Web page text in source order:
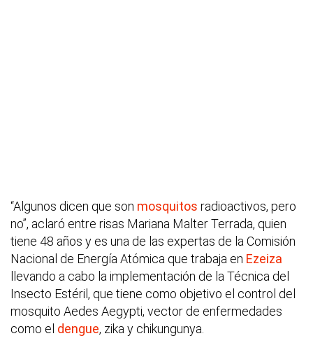
“Algunos dicen que son mosquitos radioactivos, pero
no”, aclaró entre risas Mariana Malter Terrada, quien
tiene 48 años y es una de las expertas de la Comisión
Nacional de Energía Atómica que trabaja en Ezeiza
llevando a cabo la implementación de la Técnica del
Insecto Estéril, que tiene como objetivo el control del
mosquito Aedes Aegypti, vector de enfermedades
como el dengue, zika y chikungunya.